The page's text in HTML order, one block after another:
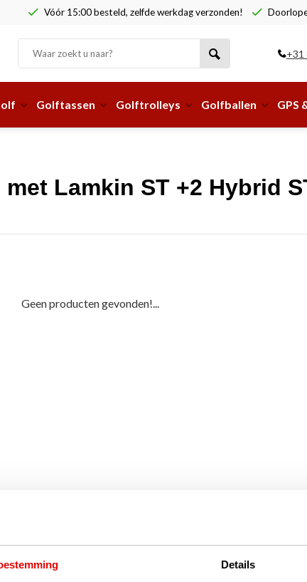
Details
Vóór 15:00 besteld, zelfde werkdag verzonden!
+31
Golftassen Golftrolleys Golfballen GPS
Lamkin ST +2 Hybrid
Geen producten gevonden!...